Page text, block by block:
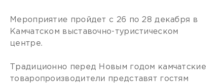
Мероприятие пройдет с 26 по 28 декабря в
Камчатском выставочно-туристическом
центре.
Традиционно перед Новым годом камчатские
товаропроизводители представят гостям